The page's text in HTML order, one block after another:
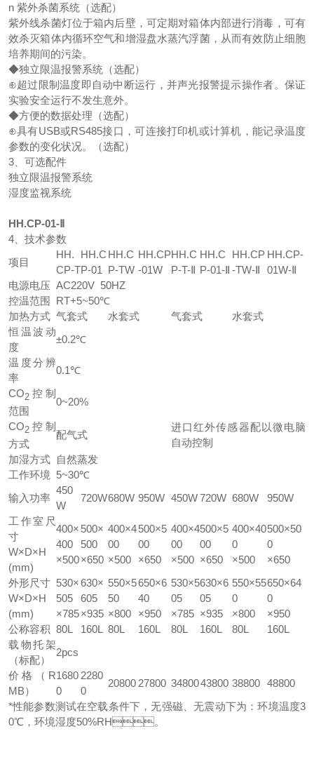
n 紫外杀菌系统（选配）
紫外线杀菌灯位于箱内后壁，可定期对箱体内部进行消毒，可有
效杀灭箱体内循环空气和增湿盘水蒸汽浮菌，从而有效防止细胞
培养期间的污染。
◆独立限温报警系统（选配）
⊕超过限制温度即自动中断运行，并声光报警提示操作者。保证
实验安全运行不发生意外。
◆方便的数据处理（选配）
⊕具有USB或RS485接口，可连接打印机或计算机，能记录温度
参数的变化状况。（选配）
3、可选配件
独立限温报警系统
湿度监视系统
HH.CP-01-Ⅱ
4、技术参数
项目
HH.
CP-T
HH.C
P-01
HH.C
P-TW
HH.CP
-01W
HH.C
P-T-Ⅱ
HH.C
P-01-Ⅱ
HH.CP
-TW-Ⅱ
HH.CP-
01W-Ⅱ
电源电压 AC220V 50HZ
控温范围
RT+5~50℃
加热方式 气套式 水套式 气套式
水套式
恒温波动
度
±0.2℃
温度分辨
率
0.1℃
CO2 控制
范围
0~20%
CO2 控制
方式
配气式
进口红外传感器配以微电脑
自动控制
加湿方式 自然蒸发
工作环境 5~30℃
输入功率
450
W
720W680W 950W 450W720W 680W
950W
工作室尺
寸
W×D×H
(mm)
400×
400
×500
500×
500
×650
400×4
00
×500
500×5
00
×650
400×4
00
×500
500×5
00
×650
400×40
0
×500
500×50
0
×650
外形尺寸
W×D×H
(mm)
530×
505
×785
630×
605
×935
550×5
50
×800
650×6
40
×950
530×5
05
×785
630×6
05
×935
550×55
0
×800
650×64
0
×950
公称容积 80L 160L 80L 160L 80L 160L 80L
160L
载物托架
（标配）
2pcs
价格（R
MB）
1680
0
2280
0
20800 27800 3480043800 38800 48800
*性能参数测试在空载条件下，无强磁、无震动下为：环境温度3
0℃，环境湿度50%RH。